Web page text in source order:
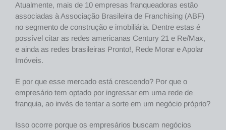
Atualmente, mais de 10 empresas franqueadoras estão
associadas à Associação Brasileira de Franchising (ABF)
no segmento de construção e imobiliária. Dentre estas é
possível citar as redes americanas Century 21 e Re/Max,
e ainda as redes brasileiras Pronto!, Rede Morar e Apolar
Imóveis.
E por que esse mercado está crescendo? Por que o
empresário tem optado por ingressar em uma rede de
franquia, ao invés de tentar a sorte em um negócio próprio?
Isso ocorre porque os empresários buscam negócios